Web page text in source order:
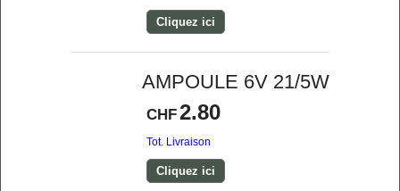
Cliquez ici
AMPOULE 6V 21/5W
CHF2.80
Tot. Livraison
Cliquez ici